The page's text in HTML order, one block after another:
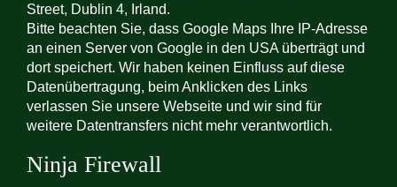
Street, Dublin 4, Irland.
Bitte beachten Sie, dass Google Maps Ihre IP-Adresse
an einen Server von Google in den USA überträgt und
dort speichert. Wir haben keinen Einfluss auf diese
Datenübertragung, beim Anklicken des Links
verlassen Sie unsere Webseite und wir sind für
weitere Datentransfers nicht mehr verantwortlich.
Ninja Firewall